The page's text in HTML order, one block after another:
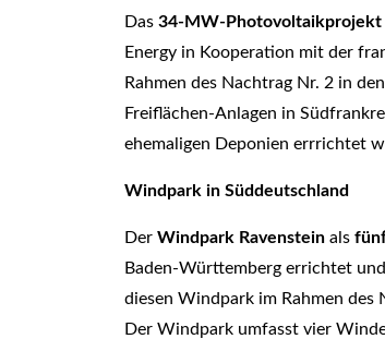
Das 34-MW-Photovoltaikprojekt
Energy in Kooperation mit der
Rahmen des Nachtrag Nr. 2 in
Freiflächen-Anlagen in
ehemaligen Deponien errrichtet
Windpark in Süddeutschland
Der Windpark Ravenstein als
Baden-Württemberg errichtet
diesen Windpark im Rahmen
Der Windpark umfasst vier